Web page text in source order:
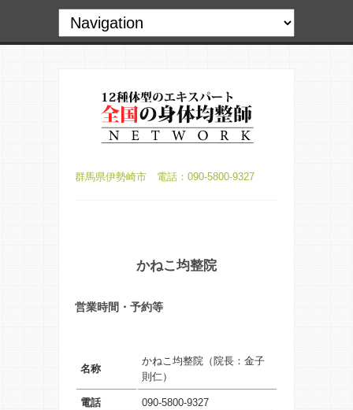
群馬県伊勢崎市 電話：090-5800-9327
かねこ均整院
営業時間・予約等
名称
かねこ均整院 （院長：金子
則仁）
電話 090-5800-9327